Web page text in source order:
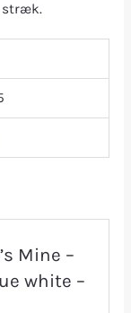
stræk.
Mine –
white –